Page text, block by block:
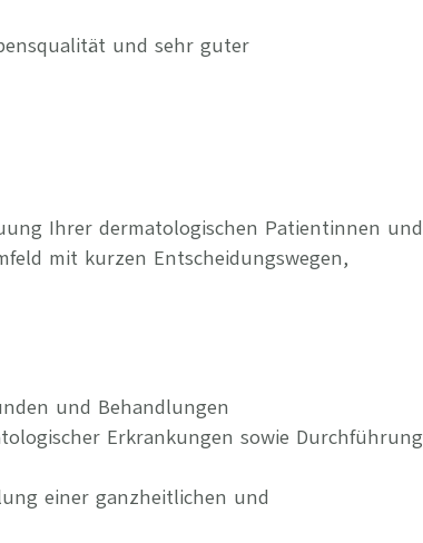
und sehr guter
Ihrer dermatologischen Patientinnen und
mit kurzen Entscheidungswegen,
und Behandlungen
Erkrankungen sowie Durchführung
einer ganzheitlichen und